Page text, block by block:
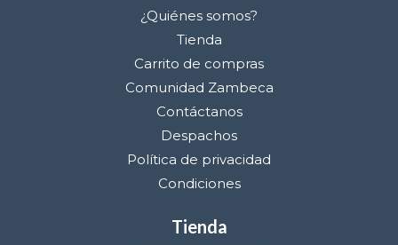
¿Quiénes somos?
Tienda
Carrito de compras
Comunidad Zambeca
Contáctanos
Despachos
Política de privacidad
Condiciones
Tienda